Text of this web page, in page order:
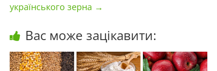
українського зерна →
Вас може зацікавити: